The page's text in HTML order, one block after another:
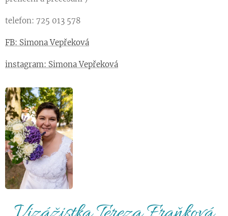
telefon: 725 013 578
FB: Simona Vepřeková
instagram: Simona Vepřeková